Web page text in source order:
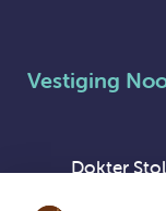
Vestiging
Dokter